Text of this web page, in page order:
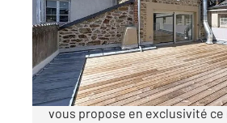
Maison à vendre
249 000 €
CENTURY 21 Cœur de
vous propose en exclusivité